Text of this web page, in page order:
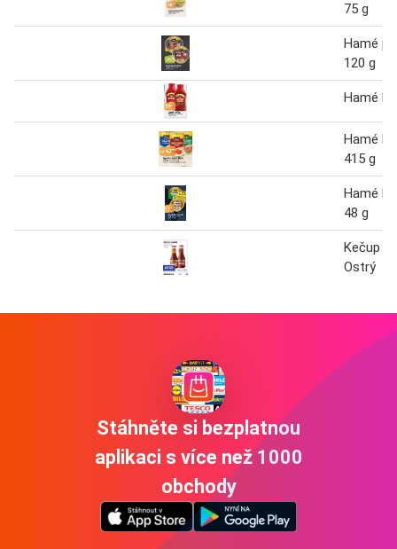
75 g
Hamé
120 g
Hamé
Hamé
415 g
Hamé
48 g
Kečup
Ostrý
Stáhněte si bezplatnou
aplikaci s více než 1000
obchody